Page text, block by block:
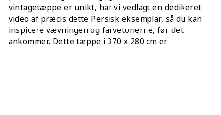
vintagetæppe er unikt, har vi vedlagt en dedikeret
video af præcis dette Persisk eksemplar, så du kan
inspicere vævningen og farvetonerne, før det
ankommer. Dette tæppe i 370 x 280 cm er